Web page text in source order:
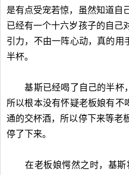
是有点受宠若惊，虽然知道自
已经有一个十六岁孩子的自己
引力，不由一阵心动，真的用
半杯。
基斯已经喝了自己的半杯，
所以根本没有怀疑老板娘有不
通的交杯酒，所以停下来等老
停了下来。
在老板娘愕然之时，基斯